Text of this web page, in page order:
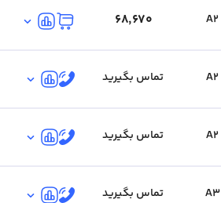
A2 ۶۸٬۶۷۰
A2 تماس بگیرید
A2 تماس بگیرید
A3 تماس بگیرید